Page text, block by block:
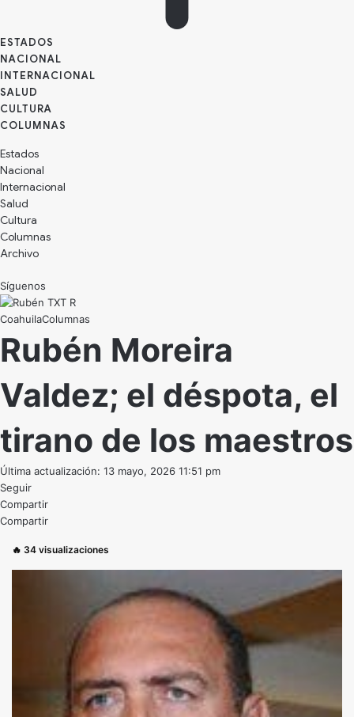
ESTADOS
NACIONAL
INTERNACIONAL
SALUD
CULTURA
Estados
Nacional
Internacional
Salud
Cultura
Archivo
Síguenos
Coahuila
Rubén Moreira
Valdez; el déspota, el
tirano de los maestros
Última actualización: 13 mayo, 2026 11:51 pm
Seguir
Compartir
Compartir
🔥 34 visualizaciones